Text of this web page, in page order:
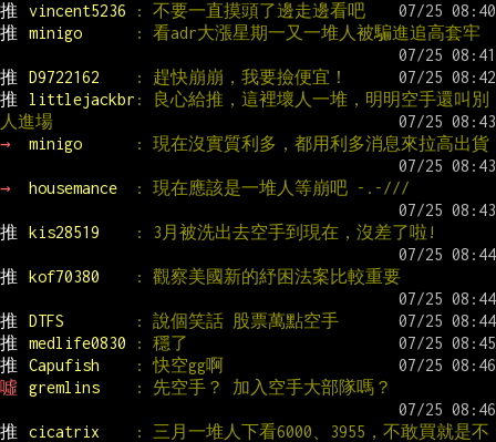
推
vincent5236
: 不要一直摸頭了邊走邊看吧
推
minigo : 看adr大漲星期一又一堆人被騙進追高套牢
推 D9722162
: 趕快崩崩，我要撿便宜！
推
littlejackbr : 良心給推，這裡壞人一堆，明明空手還叫別
人進場
→
minigo : 現在沒實質利多，都用利多消息來拉高出貨
→ housemance : 現在應該是一堆人等崩吧 -.-///
推 kis28519 : 3月被洗出去空手到現在，沒差了啦!
推 kof70380 : 觀察美國新的紓困法案比較重要
推 DTFS
: 說個笑話 股票萬點空手
推
medlife0830
: 穩了
推
Capufish
: 快空gg啊
噓
gremlins : 先空手？ 加入空手大部隊嗎？
推 cicatrix
: 三月一堆人下看6000、3955，不敢買就是不